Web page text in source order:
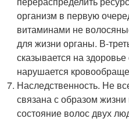
организм в первую
витаминами не
для жизни органы. В-
сказывается на
нарушается
Наследственность. Не
связана с образом
состояние волос двух